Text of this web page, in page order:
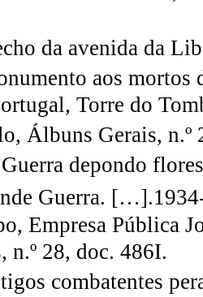
da avenida da
aos mortos
Torre do
Álbuns Gerais, n.º
depondo
Guerra.
Empresa Pública
n.º 28, doc. 486I.
combatentes